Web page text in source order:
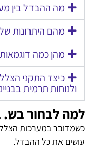
מה ההבדל בין
מהם היתרונות
מהן כמה
כיצד התקני
ולנוחות תרמית
למה לבחור בש.
כשמדובר במערכות
עושים את כל ההבדל.